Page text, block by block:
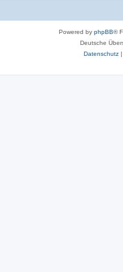
Powered by phpBB®
Deutsche
Datenschutz|